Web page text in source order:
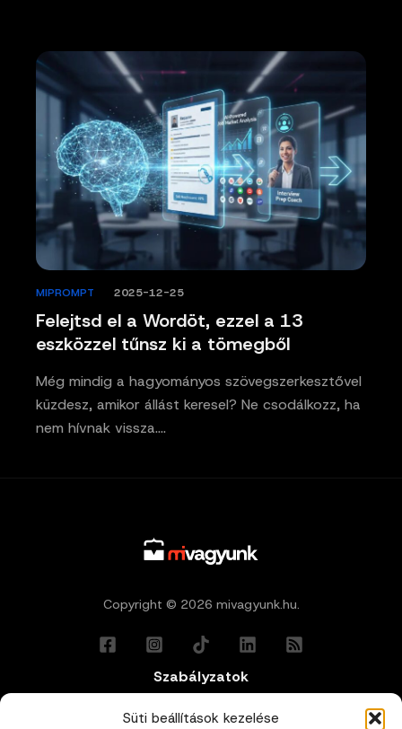
Süti beállítások kezelése
Felejtsd el a Wordöt, ezzel a 13
eszközzel tűnsz ki a tömegből
MIPROMPT 2025-12-25
Még mindig a hagyományos szövegszerkesztővel
küzdesz, amikor állást keresel? Ne csodálkozz, ha
nem hívnak vissza.…
Copyright © 2026 mivagyunk.hu.
Szabályzatok
Általános Felhasználási Feltételek